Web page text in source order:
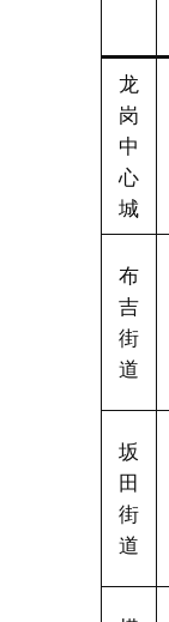
龙
岗
中
心
城
布
吉
街
道
坂
田
街
道